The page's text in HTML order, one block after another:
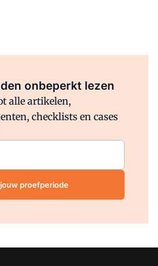
onbeperkt lezen
alle artikelen,
checklists en cases
proefperiode